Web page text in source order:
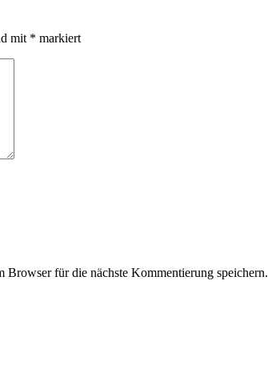
mit * markiert
für die nächste Kommentierung speichern.